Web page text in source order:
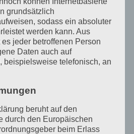
grundsätzlich
sodass ein absoluter
werden kann. Aus
jeder betroffenen Person
Daten auch auf
beispielsweise telefonisch, an
beruht auf den
durch den Europäischen
beim Erlass